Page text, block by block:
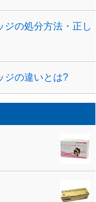
ジの処分方法・正し
ジの違いとは?